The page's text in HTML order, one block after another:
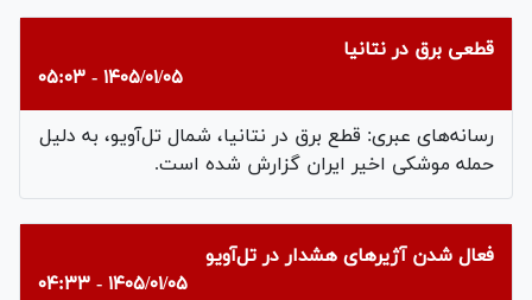
قطعی برق در نتانیا
۱۴۰۵/۰۱/۰۵ - ۰۵:۰۳
رسانه‌های عبری: قطع برق در نتانیا، شمال تل‌آویو، به دلیل
حمله موشکی اخیر ایران گزارش شده است.
فعال شدن آژیرهای هشدار در تل‌آویو
۱۴۰۵/۰۱/۰۵ - ۰۴:۳۳